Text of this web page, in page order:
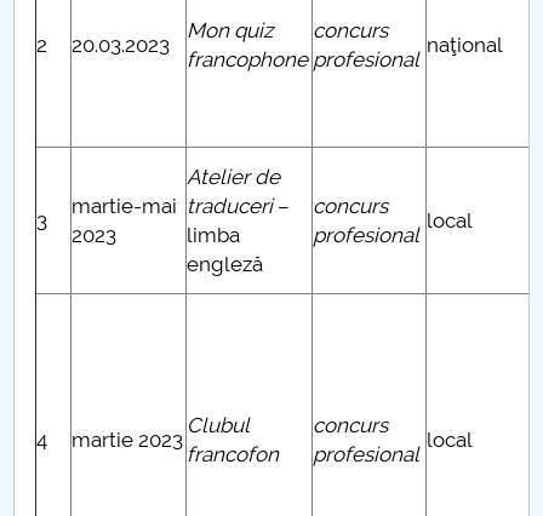
2 20.03.2023
Mon quiz
francophone
concurs
profesional
naţional
3
martie-mai
2023
Atelier de
traduceri–
limba
engleză
concurs
profesional
local
4 martie 2023
Clubul
francofon
concurs
profesional
local